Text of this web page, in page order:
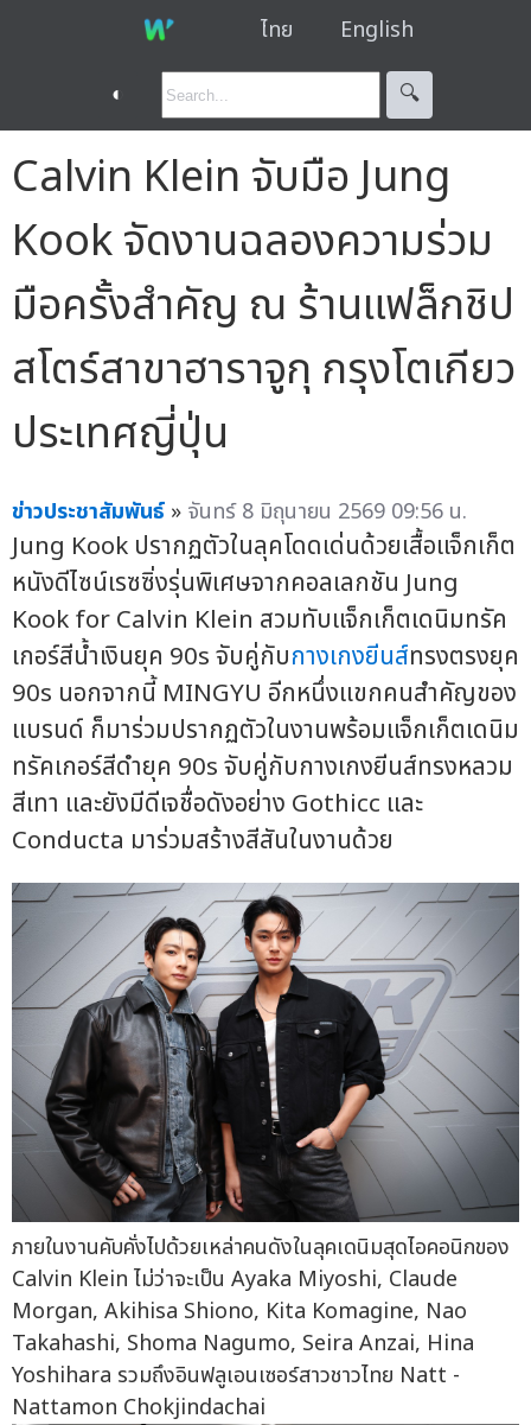
ไทย English
◐ 🔍︎
Calvin Klein จับมือ Jung
Kook จัดงานฉลองความร่วม
มือครั้งสำคัญ ณ ร้านแฟล็กชิป
สโตร์สาขาฮาราจูกุ กรุงโตเกียว
ประเทศญี่ปุ่น
ข่าวประชาสัมพันธ์ » จันทร์ 8 มิถุนายน 2569 09:56 น.
Jung Kook ปรากฏตัวในลุคโดดเด่นด้วยเสื้อแจ็กเก็ต
หนังดีไซน์เรซซิ่งรุ่นพิเศษจากคอลเลกชัน Jung
Kook for Calvin Klein สวมทับแจ็กเก็ตเดนิมทรัค
เกอร์สีน้ำเงินยุค 90s จับคู่กับกางเกงยีนส์ทรงตรงยุค
90s นอกจากนี้ MINGYU อีกหนึ่งแขกคนสำคัญของ
แบรนด์ ก็มาร่วมปรากฏตัวในงานพร้อมแจ็กเก็ตเดนิม
ทรัคเกอร์สีดำยุค 90s จับคู่กับกางเกงยีนส์ทรงหลวม
สีเทา และยังมีดีเจชื่อดังอย่าง Gothicc และ
Conducta มาร่วมสร้างสีสันในงานด้วย
ภายในงานคับคั่งไปด้วยเหล่าคนดังในลุคเดนิมสุดไอคอนิกของ
Calvin Klein ไม่ว่าจะเป็น Ayaka Miyoshi, Claude
Morgan, Akihisa Shiono, Kita Komagine, Nao
Takahashi, Shoma Nagumo, Seira Anzai, Hina
Yoshihara รวมถึงอินฟลูเอนเซอร์สาวชาวไทย Natt -
Nattamon Chokjindachai